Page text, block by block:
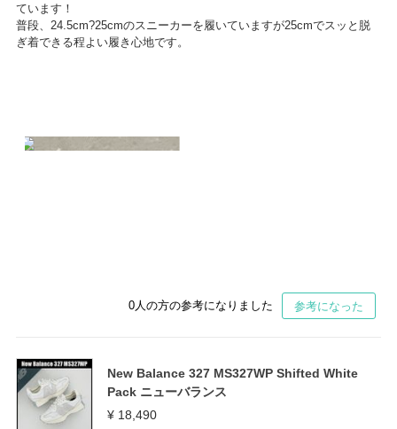
ています！
普段、24.5cm?25cmのスニーカーを履いていますが25cmでスッと脱
ぎ着できる程よい履き心地です。
0人の方の参考になりました 参考になった
New Balance 327 MS327WP Shifted White
Pack ニューバランス
¥ 18,490